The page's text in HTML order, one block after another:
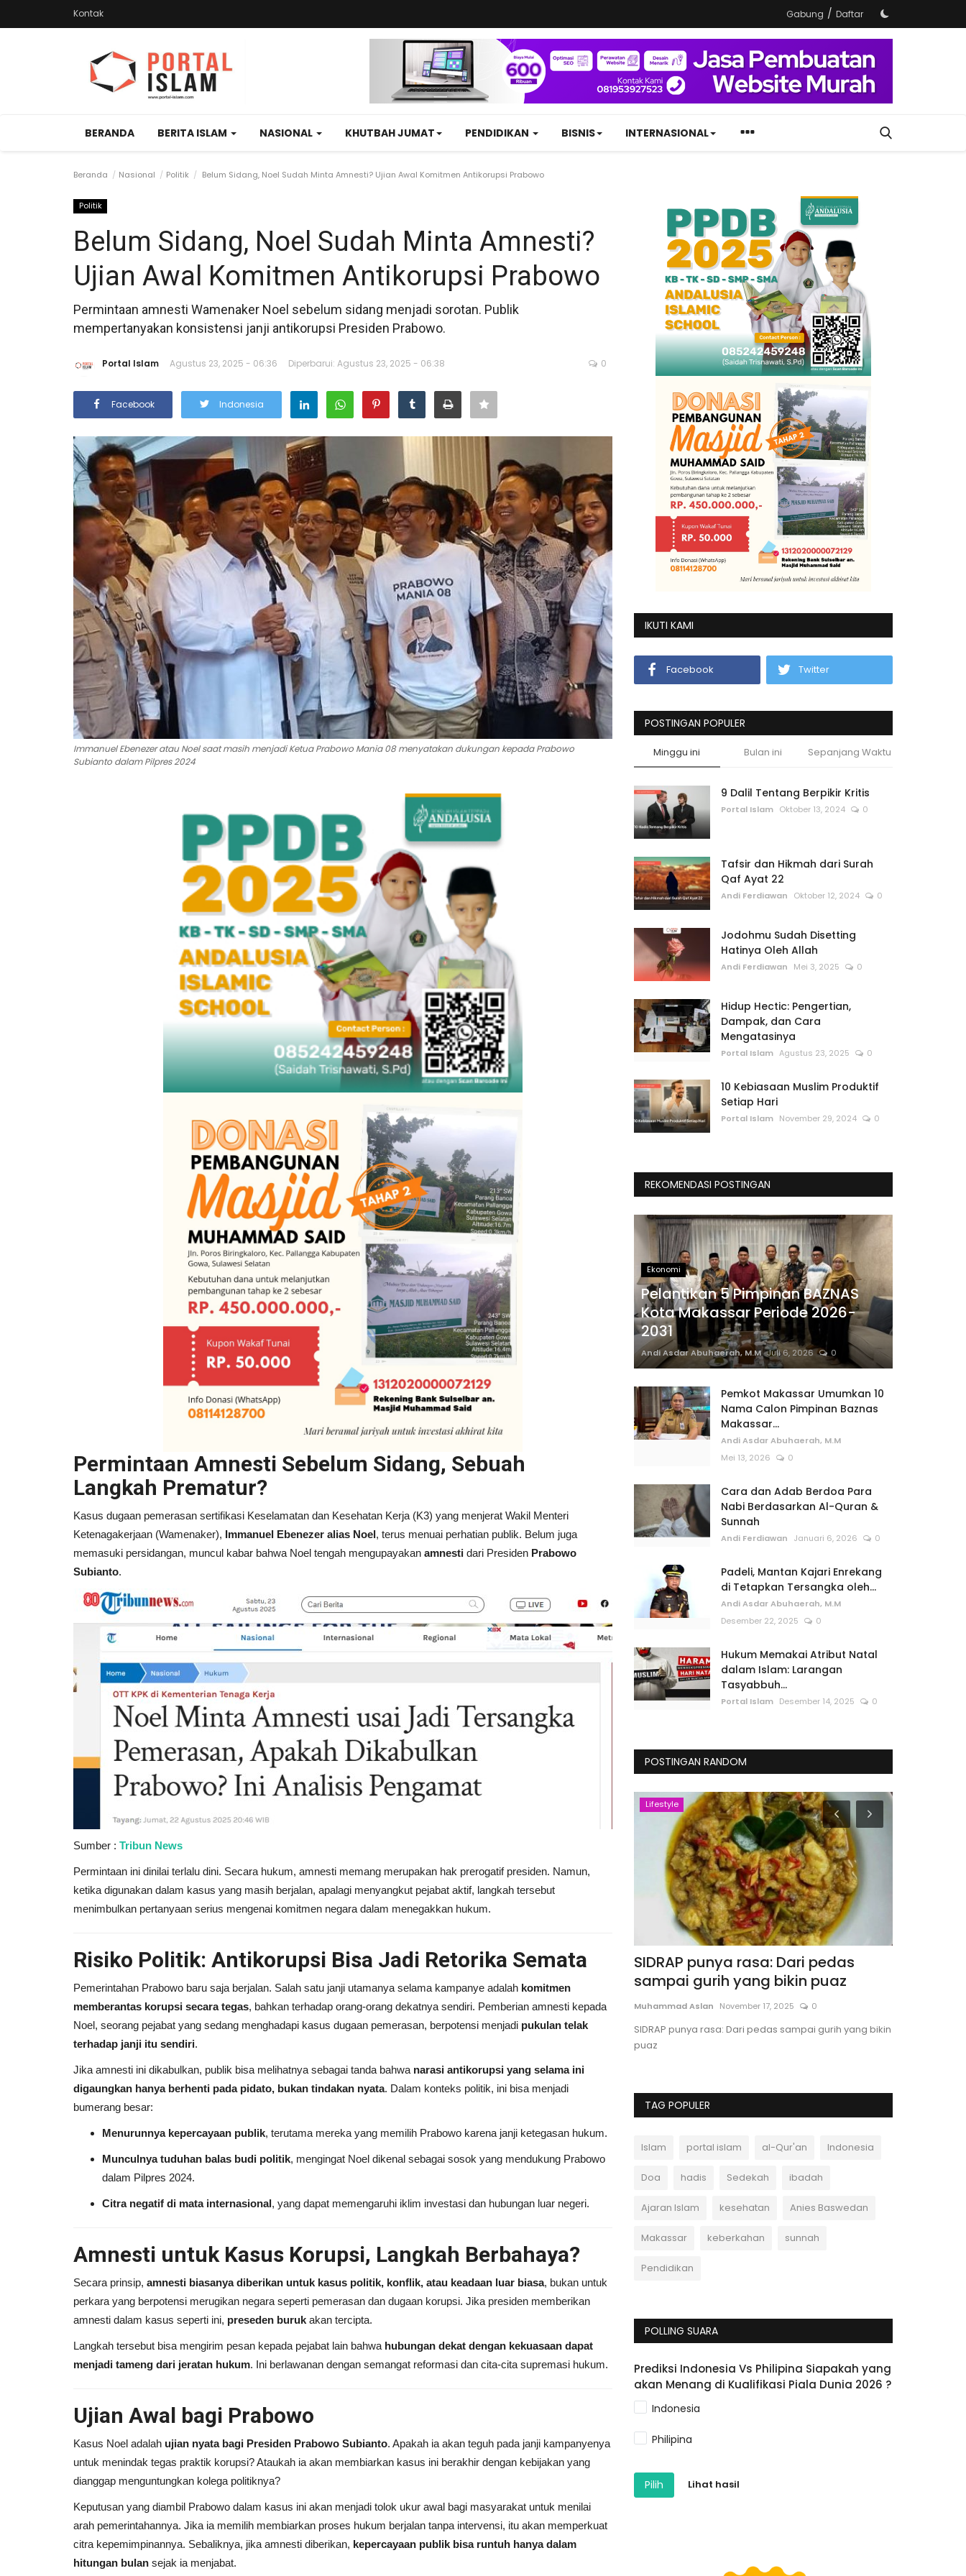
Kontak Gabung / Daftar
BERANDA BERITA ISLAM NASIONAL KHUTBAH JUMAT PENDIDIKAN BISNIS INTERNASIONAL
Beranda Nasional Politik Belum Sidang, Noel Sudah Minta Amnesti? Ujian Awal Komitmen Antikorupsi Prabowo
Politik
Belum Sidang, Noel Sudah Minta Amnesti?
Ujian Awal Komitmen Antikorupsi Prabowo
Permintaan amnesti Wamenaker Noel sebelum sidang menjadi sorotan. Publik
mempertanyakan konsistensi janji antikorupsi Presiden Prabowo.
Portal Islam Agustus 23, 2025 - 06:36 Diperbarui: Agustus 23, 2025 - 06:38 0
Facebook Indonesia
Immanuel Ebenezer atau Noel saat masih menjadi Ketua Prabowo Mania 08 menyatakan dukungan kepada Prabowo
Subianto dalam Pilpres 2024
Permintaan Amnesti Sebelum Sidang, Sebuah
Langkah Prematur?
Kasus dugaan pemerasan sertifikasi Keselamatan dan Kesehatan Kerja (K3) yang menjerat Wakil Menteri
Ketenagakerjaan (Wamenaker), Immanuel Ebenezer alias Noel , terus menuai perhatian publik. Belum juga
memasuki persidangan, muncul kabar bahwa Noel tengah mengupayakan amnesti dari Presiden Prabowo
Subianto.
Sumber : Tribun News
Permintaan ini dinilai terlalu dini. Secara hukum, amnesti memang merupakan hak prerogatif presiden. Namun,
ketika digunakan dalam kasus yang masih berjalan, apalagi menyangkut pejabat aktif, langkah tersebut
menimbulkan pertanyaan serius mengenai komitmen negara dalam menegakkan hukum.
Risiko Politik: Antikorupsi Bisa Jadi Retorika Semata
Pemerintahan Prabowo baru saja berjalan. Salah satu janji utamanya selama kampanye adalah komitmen
memberantas korupsi secara tegas, bahkan terhadap orang-orang dekatnya sendiri. Pemberian amnesti kepada
Noel, seorang pejabat yang sedang menghadapi kasus dugaan pemerasan, berpotensi menjadi pukulan telak
terhadap janji itu sendiri.
Jika amnesti ini dikabulkan, publik bisa melihatnya sebagai tanda bahwa narasi antikorupsi yang selama ini
digaungkan hanya berhenti pada pidato, bukan tindakan nyata. Dalam konteks politik, ini bisa menjadi
bumerang besar:
Menurunnya kepercayaan publik, terutama mereka yang memilih Prabowo karena janji ketegasan hukum.
Munculnya tuduhan balas budi politik, mengingat Noel dikenal sebagai sosok yang mendukung Prabowo
dalam Pilpres 2024.
Citra negatif di mata internasional , yang dapat memengaruhi iklim investasi dan hubungan luar negeri.
Amnesti untuk Kasus Korupsi, Langkah Berbahaya?
Secara prinsip, amnesti biasanya diberikan untuk kasus politik, konflik, atau keadaan luar biasa, bukan untuk
perkara yang berpotensi merugikan negara seperti pemerasan dan dugaan korupsi. Jika presiden memberikan
amnesti dalam kasus seperti ini, preseden buruk akan tercipta.
Langkah tersebut bisa mengirim pesan kepada pejabat lain bahwa hubungan dekat dengan kekuasaan dapat
menjadi tameng dari jeratan hukum. Ini berlawanan dengan semangat reformasi dan cita-cita supremasi hukum.
Ujian Awal bagi Prabowo
Kasus Noel adalah ujian nyata bagi Presiden Prabowo Subianto. Apakah ia akan teguh pada janji kampanyenya
untuk menindak tegas praktik korupsi? Ataukah ia akan membiarkan kasus ini berakhir dengan kebijakan yang
dianggap menguntungkan kolega politiknya?
Keputusan yang diambil Prabowo dalam kasus ini akan menjadi tolok ukur awal bagi masyarakat untuk menilai
arah pemerintahannya. Jika ia memilih membiarkan proses hukum berjalan tanpa intervensi, itu akan memperkuat
citra kepemimpinannya. Sebaliknya, jika amnesti diberikan, kepercayaan publik bisa runtuh hanya dalam
hitungan bulan sejak ia menjabat.
IKUTI KAMI
Facebook Twitter
POSTINGAN POPULER
Minggu ini Bulan ini Sepanjang Waktu
9 Dalil Tentang Berpikir Kritis
Portal Islam Oktober 13, 2024 0
Tafsir dan Hikmah dari Surah
Qaf Ayat 22
Andi Ferdiawan Oktober 12, 2024 0
Jodohmu Sudah Disetting
Hatinya Oleh Allah
Andi Ferdiawan Mei 3, 2025 0
Hidup Hectic: Pengertian,
Dampak, dan Cara
Mengatasinya
Portal Islam Agustus 23, 2025 0
10 Kebiasaan Muslim Produktif
Setiap Hari
Portal Islam November 29, 2024 0
REKOMENDASI POSTINGAN
Ekonomi
Pelantikan 5 Pimpinan BAZNAS
Kota Makassar Periode 2026-
2031
Andi Asdar Abuhaerah, M.M Juli 6, 2026 0
Pemkot Makassar Umumkan 10
Nama Calon Pimpinan Baznas
Makassar...
Andi Asdar Abuhaerah, M.M
Mei 13, 2026
0
Cara dan Adab Berdoa Para
Nabi Berdasarkan Al-Quran &
Sunnah
Andi Ferdiawan Januari 6, 2026 0
Padeli, Mantan Kajari Enrekang
di Tetapkan Tersangka oleh...
Andi Asdar Abuhaerah, M.M
Desember 22, 2025
0
Hukum Memakai Atribut Natal
dalam Islam: Larangan
Tasyabbuh...
Portal Islam Desember 14, 2025 0
POSTINGAN RANDOM
di Makassar:Cara dan Adab Berdoa Para Nabi
Berdasarkan Al-Quran & Sunnah
Andi Ferdiawan Januari 6, 2026 0
Belajar kekuatan doa dari teladan Nabi Zakaria &
Musa. Pahami bagaimana Allah mengubah...
Tanya Jawab Islam
Masjid Anas Bin Malik IAI STIBA
MAKASSAR
Surya November 17, 2025 0
Masjid Anas bin Malik IAI STIBA Makassar
Lifestyle
SIDRAP punya rasa: Dari pedas
sampai gurih yang bikin puaz
Muhammad Aslan November 17, 2025 0
SIDRAP punya rasa: Dari pedas sampai gurih yang bikin
puaz
TAG POPULER
Islam portal islam al-Qur'an Indonesia
Doa hadis Sedekah ibadah
Ajaran Islam kesehatan Anies Baswedan
Makassar keberkahan sunnah
Pendidikan
POLLING SUARA
Prediksi Indonesia Vs Philipina Siapakah yang
akan Menang di Kualifikasi Piala Dunia 2026 ?
Indonesia
Philipina
Pilih Lihat hasil